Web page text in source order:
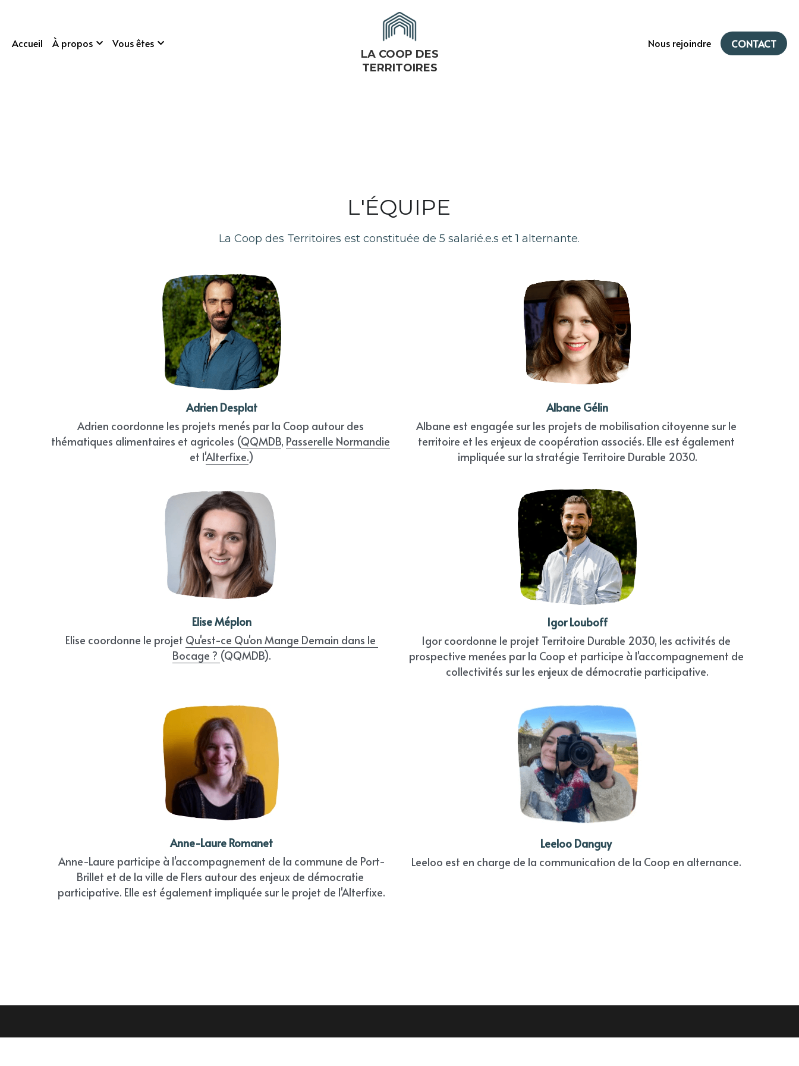
Accueil À propos
Vous êtes
LA COOP DES
TERRITOIRES
Nous rejoindre CONTACT
La Coop des Territoires est constituée de 5 salarié.e.s et 1 alternante.
Adrien Desplat
thématiques alimentaires et agricoles (QQMDB
et l'Alterfixe.)
Albane Gélin
territoire et les enjeux de coopération associés. Elle est également
impliquée sur la stratégie Territoire Durable 2030.
Elise Méplon
Bocage ? (QQMDB).
Igor Louboff
prospective menées par la Coop et participe à l'accompagnement de
collectivités sur les enjeux de démocratie participative.
Anne-Laure Romanet
Brillet et de la ville de Flers autour des enjeux de démocratie
participative. Elle est également impliquée sur le projet de l'Alterfixe.
Leeloo Danguy